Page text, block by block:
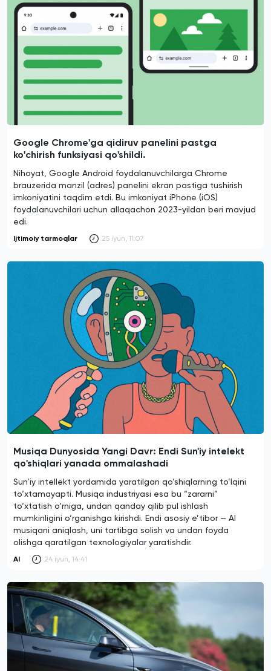
Google Chrome'ga qidiruv panelini pastga
ko'chirish funksiyasi qo'shildi.
Nihoyat, Google Android foydalanuvchilarga Chrome
brauzerida manzil (adres) panelini ekran pastiga tushirish
imkoniyatini taqdim etdi. Bu imkoniyat iPhone (iOS)
foydalanuvchilari uchun allaqachon 2023-yildan beri mavjud
edi.
Ijtimoiy tarmoqlar 25 iyun, 11:07
Musiqa Dunyosida Yangi Davr: Endi Sun'iy intelekt
qo'shiqlari yanada ommalashadi
Sun’iy intellekt yordamida yaratilgan qo‘shiqlarning to‘lqini
to‘xtamayapti. Musiqa industriyasi esa bu “zararni”
to‘xtatish o‘rniga, undan qanday qilib pul ishlash
mumkinligini o‘rganishga kirishdi. Endi asosiy e’tibor — AI
musiqani aniqlash, uni tartibga solish va undan foyda
olishga qaratilgan texnologiyalar yaratishdir.
AI 24 iyun, 14:41